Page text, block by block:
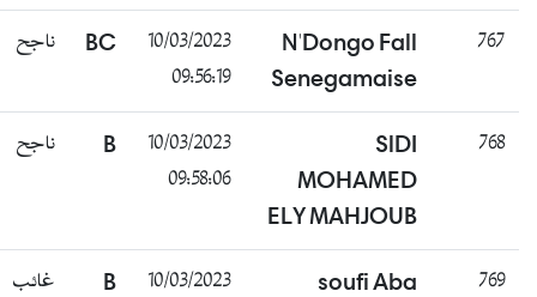
767
N'Dongo Fall
Senegamaise
10/03/2023
09:56:19
BC ناجح
768
SlDI
MOHAMED
ELY MAHJOUB
10/03/2023
09:58:06
B ناجح
769
soufi Aba
10/03/2023
B غائب